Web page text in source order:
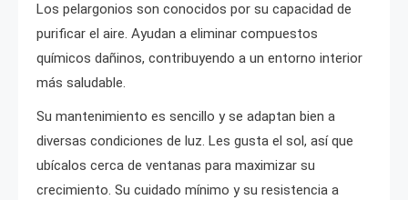
Los pelargonios son conocidos por su capacidad de
purificar el aire. Ayudan a eliminar compuestos
químicos dañinos, contribuyendo a un entorno interior
más saludable.
Su mantenimiento es sencillo y se adaptan bien a
diversas condiciones de luz. Les gusta el sol, así que
ubícalos cerca de ventanas para maximizar su
crecimiento. Su cuidado mínimo y su resistencia a